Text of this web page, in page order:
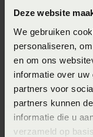
Deze website
We gebruiken
personaliseren,
en om ons
informatie over
partners voor
partners kunnen
informatie die u
verzameld op